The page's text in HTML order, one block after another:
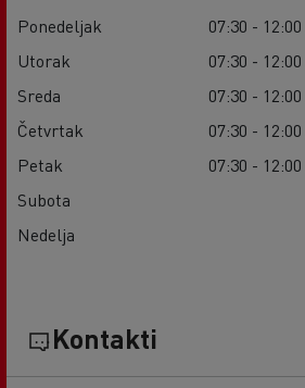
Ponedeljak
07:30 -
Utorak
07:30 -
Sreda
07:30 -
Četvrtak
07:30 -
Petak
07:30 -
Subota
Nedelja
Kontakti